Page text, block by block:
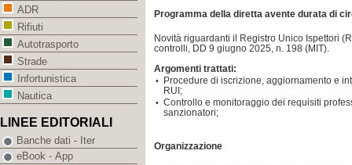
Programma della diretta avente durata di
Novità riguardanti il Registro Unico Ispettori
controlli, DD 9 giugno 2025, n. 198 (MIT).
Argomenti trattati:
•
Procedure di iscrizione, aggiornamento e
RUI;
• Controllo e monitoraggio dei requisiti
sanzionatori;
Organizzazione
ADR
Rifiuti
Autotrasporto
Strade
Infortunistica
Nautica
LINEE EDITORIALI
Banche dati - Iter
eBook - App